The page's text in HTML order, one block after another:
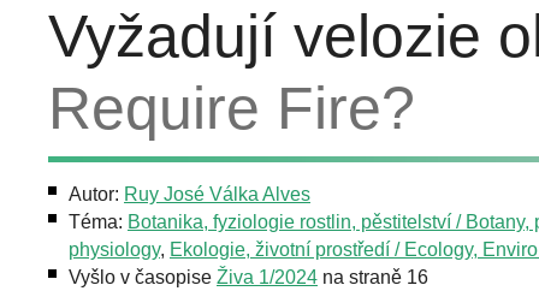
Vyžadují velozie
Require Fire?
Autor: Ruy José Válka Alves
Téma: Botanika, fyziologie rostlin, pěstitelství / Botany,
physiology, Ekologie, životní prostředí / Ecology,
Vyšlo v časopise Živa 1/2024 na straně 16